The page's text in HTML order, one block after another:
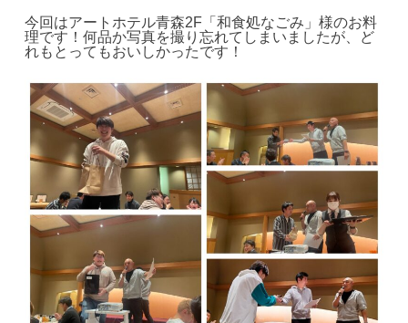
今回はアートホテル青森2F「和食処なごみ」様のお料
理です！何品か写真を撮り忘れてしまいましたが、ど
れもとってもおいしかったです！